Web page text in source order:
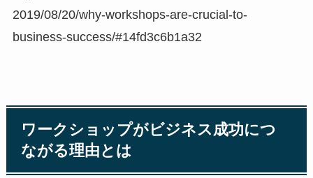
2019/08/20/why-workshops-are-crucial-to-
business-success/#14fd3c6b1a32
ワークショップがビジネス成功につ
ながる理由とは